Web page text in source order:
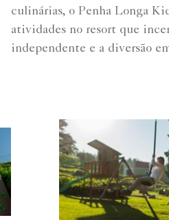
culinárias, o Penha Longa
atividades no resort que
independente e a diversão